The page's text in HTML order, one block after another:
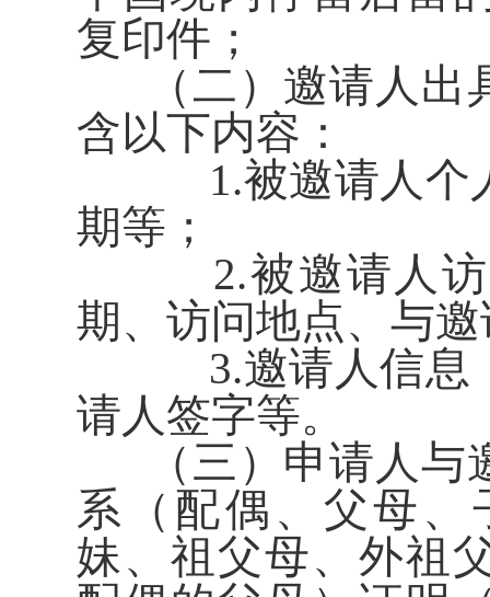
复印件；
（二）邀请人出
含以下内容：
1.被邀请人个
期等；
2.被邀请人访
期、访问地点、与
3.邀请人信息
请人签字等。
（三）申请人与
系（配偶、父母
妹、祖父母、外祖